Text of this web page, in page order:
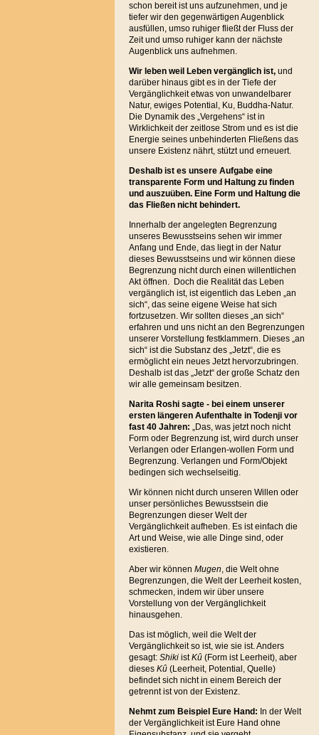
schon bereit ist uns aufzunehmen, und je
tiefer wir den gegenwärtigen Augenblick
ausfüllen, umso ruhiger fließt der Fluss der
Zeit und umso ruhiger kann der nächste
Augenblick uns aufnehmen.
Wir leben weil Leben vergänglich ist, und
darüber hinaus gibt es in der Tiefe der
Vergänglichkeit etwas von unwandelbarer
Natur, ewiges Potential, Ku, Buddha-Natur.
Die Dynamik des „Vergehens“ ist in
Wirklichkeit der zeitlose Strom und es ist die
Energie seines unbehinderten Fließens das
unsere Existenz nährt, stützt und erneuert.
Deshalb ist es unsere Aufgabe eine
transparente Form und Haltung zu finden
und auszuüben. Eine Form und Haltung die
das Fließen nicht behindert.
Innerhalb der angelegten Begrenzung
unseres Bewusstseins sehen wir immer
Anfang und Ende, das liegt in der Natur
dieses Bewusstseins und wir können diese
Begrenzung nicht durch einen willentlichen
Akt öffnen. Doch die Realität das Leben
vergänglich ist, ist eigentlich das Leben „an
sich“, das seine eigene Weise hat sich
fortzusetzen. Wir sollten dieses „an sich“
erfahren und uns nicht an den Begrenzungen
unserer Vorstellung festklammern. Dieses „an
sich“ ist die Substanz des „Jetzt“, die es
ermöglicht ein neues Jetzt hervorzubringen.
Deshalb ist das „Jetzt“ der große Schatz den
wir alle gemeinsam besitzen.
Narita Roshi sagte - bei einem unserer
ersten längeren Aufenthalte in Todenji vor
fast 40 Jahren: „Das, was jetzt noch nicht
Form oder Begrenzung ist, wird durch unser
Verlangen oder Erlangen-wollen Form und
Begrenzung. Verlangen und Form/Objekt
bedingen sich wechselseitig.
Wir können nicht durch unseren Willen oder
unser persönliches Bewusstsein die
Begrenzungen dieser Welt der
Vergänglichkeit aufheben. Es ist einfach die
Art und Weise, wie alle Dinge sind, oder
existieren.
Aber wir können Mugen, die Welt ohne
Begrenzungen, die Welt der Leerheit kosten,
schmecken, indem wir über unsere
Vorstellung von der Vergänglichkeit
hinausgehen.
Das ist möglich, weil die Welt der
Vergänglichkeit so ist, wie sie ist. Anders
gesagt: ShikiistKû(Form ist Leerheit), aber
dieses Kû(Leerheit, Potential, Quelle)
befindet sich nicht in einem Bereich der
getrennt ist von der Existenz.
Nehmt zum Beispiel Eure Hand: In der Welt
der Vergänglichkeit ist Eure Hand ohne